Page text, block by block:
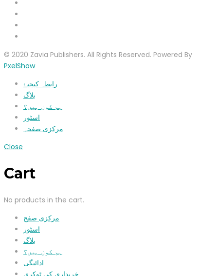
© 2020 Zavia Publishers. All Rights Reserved. Powered By
PxelShow
رابطہ کیجیۓ
بلاگ
ہم کون ہیں؟
اسٹور
مرکزی صفحہ
Close
Cart
No products in the cart.
مرکزی صفح
اسٹور
بلاگ
ہم کون ہیں؟
ادائیگی
خریداری کی ٹوکری